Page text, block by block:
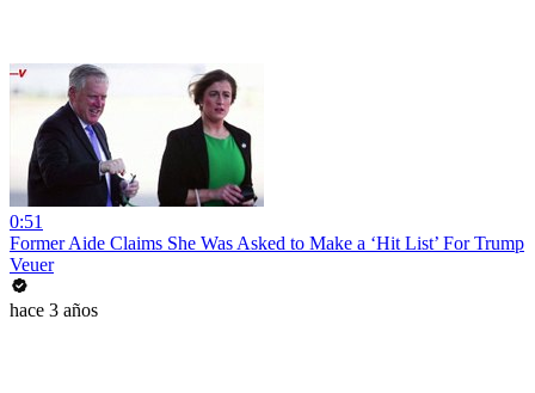
0:51
Former Aide Claims She Was Asked to Make a ‘Hit List’ For Trump
Veuer
hace 3 años